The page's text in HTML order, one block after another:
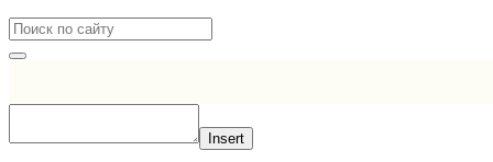
Insert